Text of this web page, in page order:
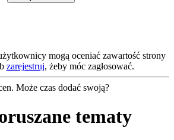
mogą oceniać zawartość strony
zarejestruj, żeby móc zagłosować.
Może czas dodać swoją?
tematy